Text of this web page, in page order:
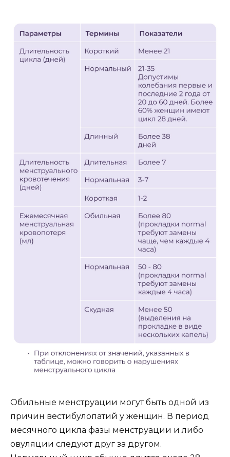
Обильные менструации могут быть одной из
причин вестибулопатий у женщин. В период
месячного цикла фазы менструации и либо
овуляции следуют друг за другом.